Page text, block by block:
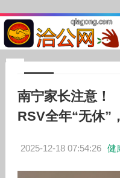
南宁家长注意！
RSV全年“无休”
2025-12-18 07:54:26 健